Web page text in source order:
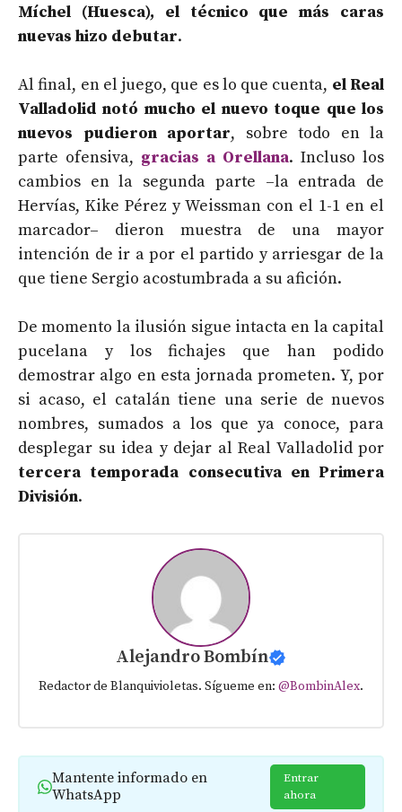
Míchel (Huesca), el técnico que más caras
nuevas hizo debutar.
Al final, en el juego, que es lo que cuenta, el Real
Valladolid notó mucho el nuevo toque que los
nuevos pudieron aportar, sobre todo en la
parte ofensiva, gracias a Orellana. Incluso los
cambios en la segunda parte –la entrada de
Hervías, Kike Pérez y Weissman con el 1-1 en el
marcador– dieron muestra de una mayor
intención de ir a por el partido y arriesgar de la
que tiene Sergio acostumbrada a su afición.
De momento la ilusión sigue intacta en la capital
pucelana y los fichajes que han podido
demostrar algo en esta jornada prometen. Y, por
si acaso, el catalán tiene una serie de nuevos
nombres, sumados a los que ya conoce, para
desplegar su idea y dejar al Real Valladolid por
tercera temporada consecutiva en Primera
División.
Alejandro Bombín
Redactor de Blanquivioletas. Sígueme en: @BombinAlex.
Mantente informado en
WhatsApp
Entrar
ahora